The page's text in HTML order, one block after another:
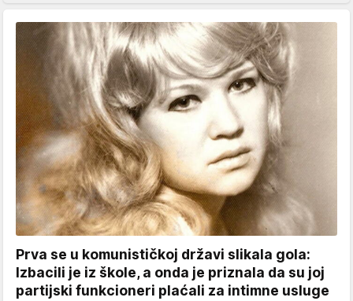
Prva se u komunističkoj državi slikala gola:
Izbacili je iz škole, a onda je priznala da su joj
partijski funkcioneri plaćali za intimne usluge